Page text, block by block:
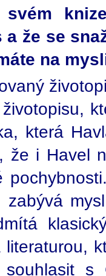
že se
na
která
že i Havel
souhlasit s